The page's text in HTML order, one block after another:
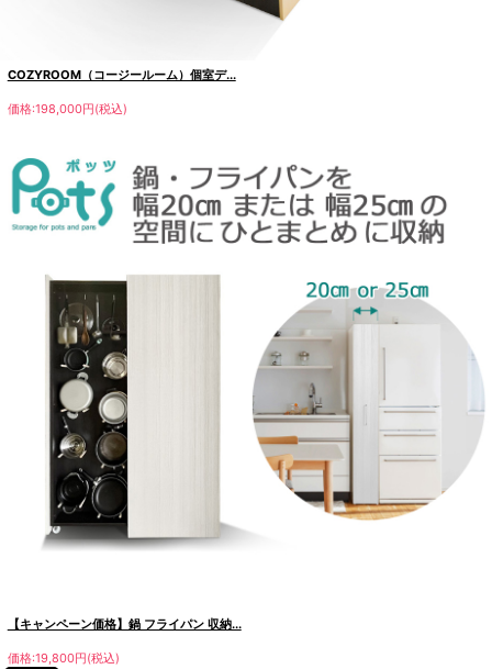
COZYROOM（コージールーム）個室デ...
価格:198,000円(税込)
【キャンペーン価格】鍋 フライパン 収納...
価格:19,800円(税込)